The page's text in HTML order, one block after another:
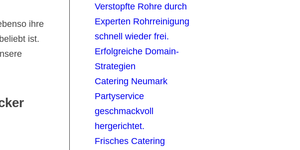
ihre
ist.
Verstopfte Rohre durch
Experten Rohrreinigung
schnell wieder frei.
Erfolgreiche Domain-
Strategien
Catering Neumark
Partyservice
geschmackvoll
hergerichtet.
Frisches Catering